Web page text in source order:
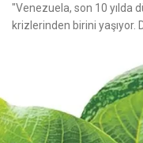
"Venezuela, son 10 yılda
krizlerinden birini yaşıyor.